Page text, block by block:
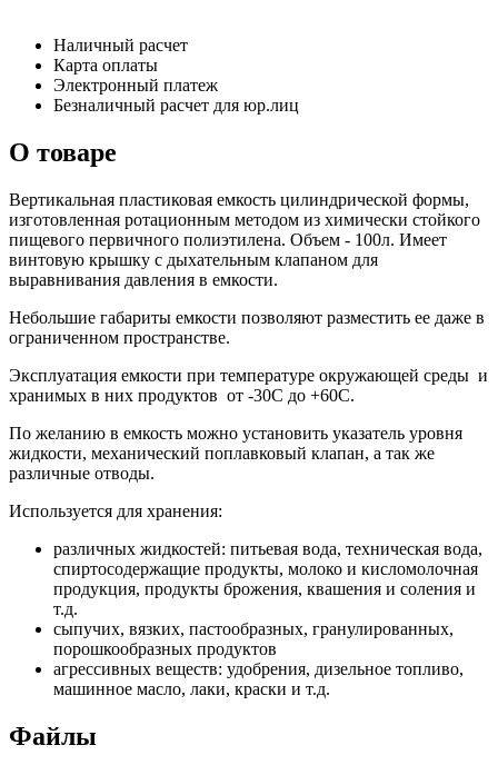
Наличный расчет
Карта оплаты
Электронный платеж
Безналичный расчет для юр.лиц
О товаре
Вертикальная пластиковая емкость цилиндрической формы,
изготовленная ротационным методом из химически стойкого
пищевого первичного полиэтилена. Объем - 100л. Имеет
винтовую крышку с дыхательным клапаном для
выравнивания давления в емкости.
Небольшие габариты емкости позволяют разместить ее даже в
ограниченном пространстве.
Эксплуатация емкости при температуре окружающей среды и
хранимых в них продуктов от -30С до +60С.
По желанию в емкость можно установить указатель уровня
жидкости, механический поплавковый клапан, а так же
различные отводы.
Используется для хранения:
различных жидкостей: питьевая вода, техническая вода,
спиртосодержащие продукты, молоко и кисломолочная
продукция, продукты брожения, квашения и соления и
т.д.
сыпучих, вязких, пастообразных, гранулированных,
порошкообразных продуктов
агрессивных веществ: удобрения, дизельное топливо,
машинное масло, лаки, краски и т.д.
Файлы